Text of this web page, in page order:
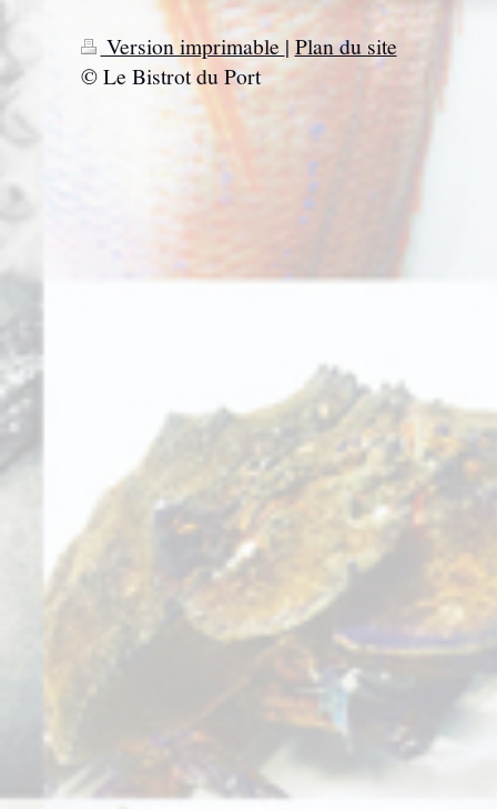
Version imprimable | Plan du site
© Le Bistrot du Port